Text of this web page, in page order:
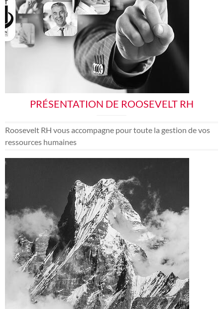
PRÉSENTATION DE ROOSEVELT RH
Roosevelt RH vous accompagne pour toute la gestion de vos
ressources humaines